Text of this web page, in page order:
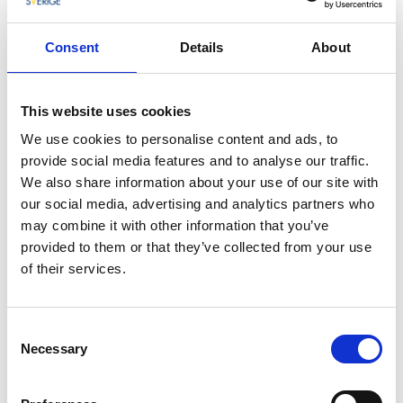
Consent Details About
This website uses cookies
We use cookies to personalise content and ads, to
provide social media features and to analyse our traffic.
We also share information about your use of our site with
our social media, advertising and analytics partners who
may combine it with other information that you’ve
provided to them or that they’ve collected from your use
of their services.
Selection
Necessary
Bert Karlssons framgångsrika historia där musiken
sitter i väggarna. Shuffleboard, biljard, paddel och
spa-anläggning med bastu sätter guldkant på er
vistelse.
Skyddad hamn inom Ursands fritidsområde söder om
fyren. Camping och stuguthyrning samt restaurang